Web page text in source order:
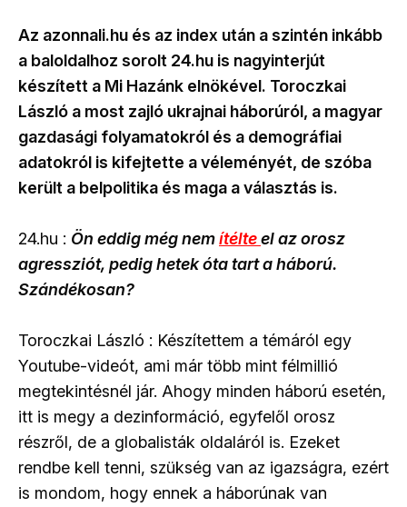
Az azonnali.hu és az index után a szintén inkább
a baloldalhoz sorolt 24.hu is nagyinterjút
készített a Mi Hazánk elnökével. Toroczkai
László a most zajló ukrajnai háborúról, a magyar
gazdasági folyamatokról és a demográfiai
adatokról is kifejtette a véleményét, de szóba
került a belpolitika és maga a választás is.
24.hu : Ön eddig még nemítélteel az orosz
agressziót, pedig hetek óta tart a háború.
Szándékosan?
Toroczkai László : Készítettem a témáról egy
Youtube-videót, ami már több mint félmillió
megtekintésnél jár. Ahogy minden háború esetén,
itt is megy a dezinformáció, egyfelől orosz
részről, de a globalisták oldaláról is. Ezeket
rendbe kell tenni, szükség van az igazságra, ezért
is mondom, hogy ennek a háborúnak van